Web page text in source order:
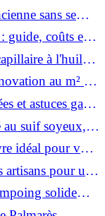
sans se
guide, coûts et
à l'huile
au m² en
et astuces gain
et stylé
suif soyeux,
idéal pour vos
pour une
solide